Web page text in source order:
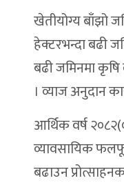
खेतीयोग्य बाँझो
हेक्टरभन्दा बढी
बढी जमिनमा
। व्याज अनुदान
आर्थिक वर्ष
व्यावसायिक
बढाउन